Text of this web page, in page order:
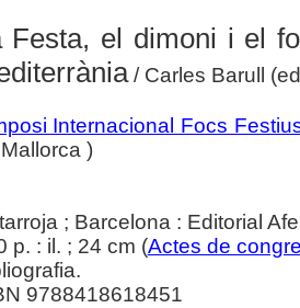
Festa, el dimoni i el
/ Carles Barull
Internacional Focs
)
; Barcelona : Editorial
p. : il. ; 24 cm (Actes de
9788418618451